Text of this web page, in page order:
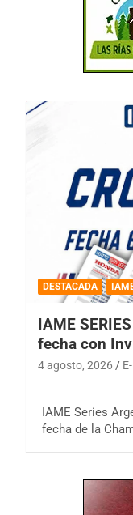
DESTACADA
IAME
fecha con
4 agosto, 2026
IAME Series
fecha de la